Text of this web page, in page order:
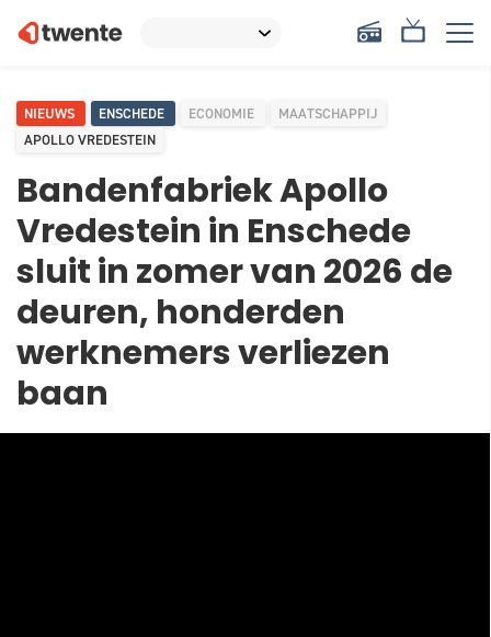
NIEUWS ENSCHEDE ECONOMIE
MAATSCHAPPIJ
APOLLO VREDESTEIN
Bandenfabriek Apollo
Vredestein in Enschede
sluit in zomer van 2026 de
deuren, honderden
werknemers verliezen
baan